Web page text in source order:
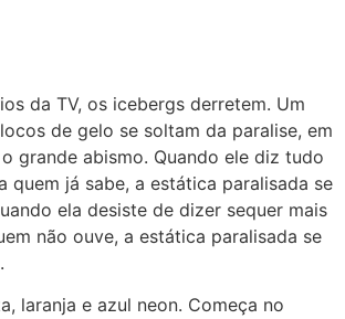
da TV, os icebergs derretem. Um
de gelo se soltam da paralise, em
grande abismo. Quando ele diz tudo
quem já sabe, a estática paralisada se
ela desiste de dizer sequer mais
não ouve, a estática paralisada se
laranja e azul neon. Começa no